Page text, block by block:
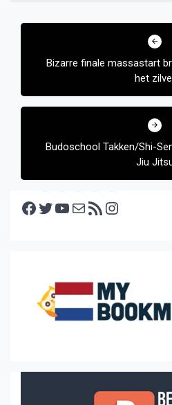
Bericht
Bizarre finale massastart
het
Budoschool Takken/Shi-
Jiu
Facebook Twitter YouTube E-mail RSS feed